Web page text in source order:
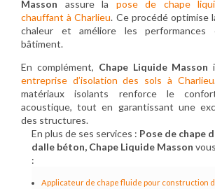
Masson assure la pose de chape
chauffant à Charlieu. Ce procédé optimise
chaleur et améliore les performances
bâtiment.
En complément, Chape Liquide Masson
entreprise d’isolation des sols à Charlieu
matériaux isolants renforce le
acoustique, tout en garantissant une
des structures.
En plus de ses services : Pose de chape
dalle béton, Chape Liquide Masson
:
Applicateur de chape fluide pour construction